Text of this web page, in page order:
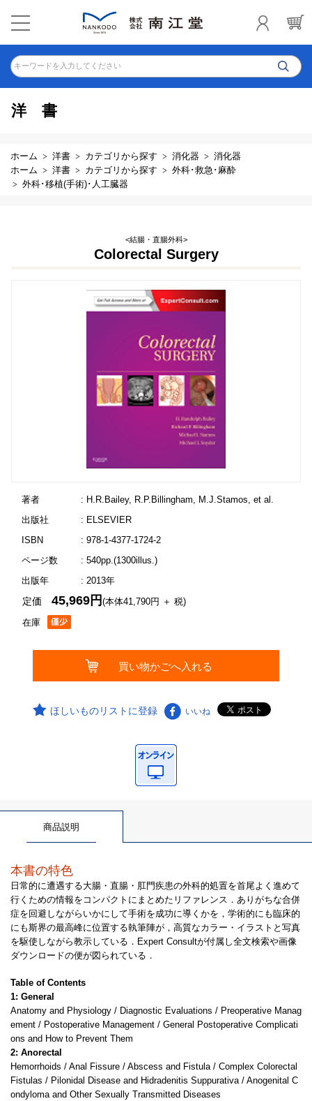
キーワードを入力してください
洋書
ホーム 洋書 カテゴリから探す 消化器
消化器
ホーム
洋書 カテゴリから探す
外科･救急･麻酔
外科･移植(手術)･人工臓器
<結腸・直腸外科>
Colorectal Surgery
著者
: H.R.Bailey, R.P.Billingham, M.J.Stamos, et al.
出版社
: ELSEVIER
ISBN
: 978-1-4377-1724-2
ページ数
: 540pp.(1300illus.)
出版年
: 2013年
在庫
定価45,969円(本体41,790円 ＋ 税)
ほしいものリストに登録 いいね
商品説明
本書の特色
日常的に遭遇する大腸・直腸・肛門疾患の外科的処置を首尾よく進めて
行くための情報をコンパクトにまとめたリファレンス．ありがちな合併
症を回避しながらいかにして手術を成功に導くかを，学術的にも臨床的
にも斯界の最高峰に位置する執筆陣が，高質なカラー・イラストと写真
を駆使しながら教示している．Expert Consultが付属し全文検索や画像
ダウンロードの便が図られている．
Table of Contents
1: General
Anatomy and Physiology / Diagnostic Evaluations / Preoperative Manag
ement / Postoperative Management / General Postoperative Complicati
ons and How to Prevent Them
2: Anorectal
Hemorrhoids / Anal Fissure / Abscess and Fistula / Complex Colorectal
Fistulas / Pilonidal Disease and Hidradenitis Suppurativa / Anogenital C
ondyloma and Other Sexually Transmitted Diseases